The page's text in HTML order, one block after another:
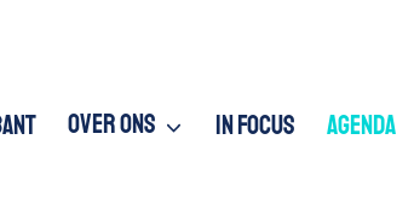
OVER ONS IN FOCUS AGENDA